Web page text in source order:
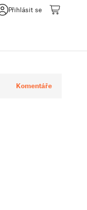
Přihlásit se
Komentáře